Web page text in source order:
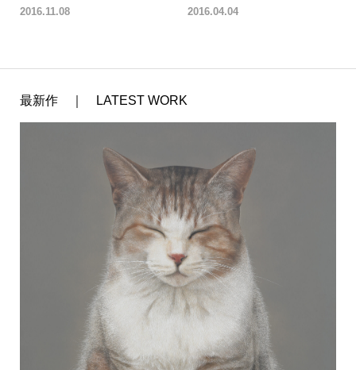
2016.11.08 2016.04.04
最新作 ｜ LATEST WORK